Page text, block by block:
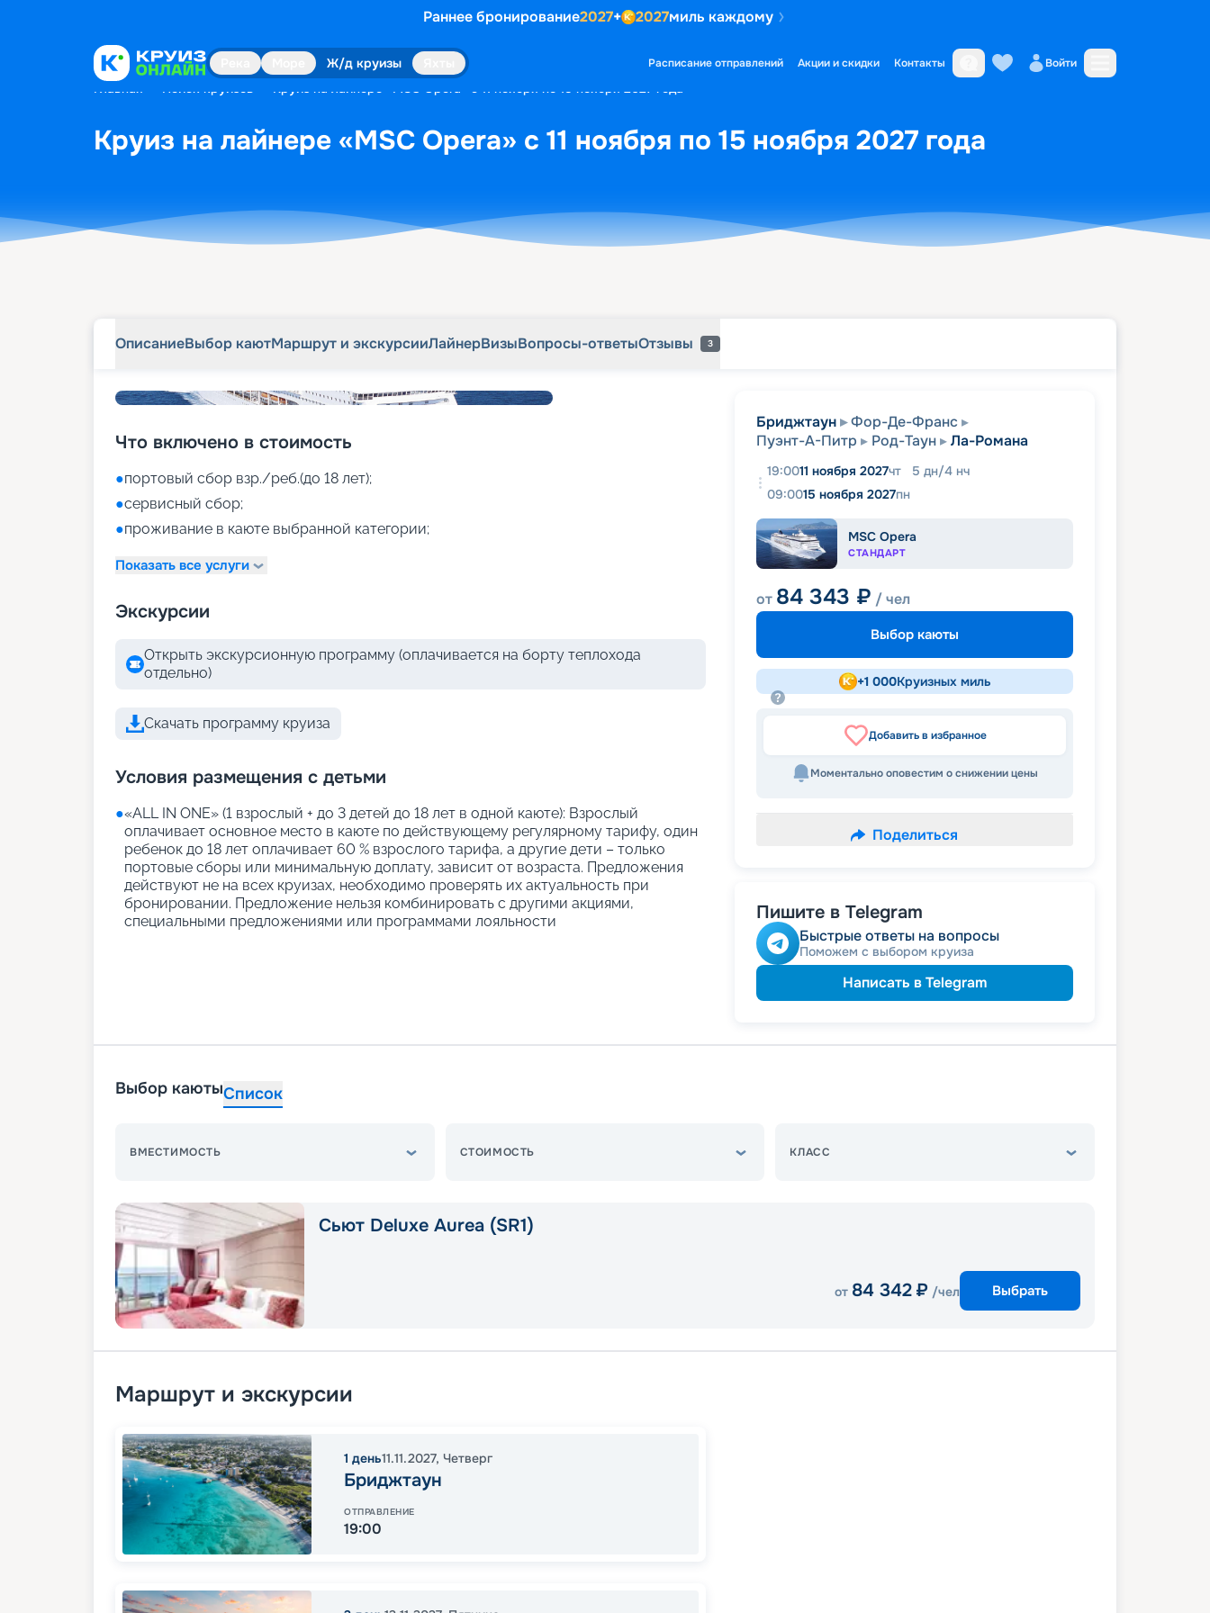
Раннее бронирование2027+ 2027миль каждому
Ж/д круизы Расписание отправлений Акции и скидки Контакты Войти
Главная Поиск круизов Круиз на лайнере «MSC Opera» с 11 ноября по 15 ноября 2027 года
Круиз на лайнере «MSC Opera» с 11 ноября по 15 ноября 2027 года
ОписаниеВыбор каютМаршрут и экскурсииЛайнерВизыВопросы-ответыОтзывы 3
Что включено в стоимость
●портовый сбор взр./реб.(до 18 лет);
●сервисный сбор;
●проживание в каюте выбранной категории;
Показать все услуги
Экскурсии
Открыть экскурсионную программу (оплачивается на борту теплохода
отдельно)
Скачать программу круиза
Условия размещения с детьми
●«АLL IN ONE» (1 взрослый + до 3 детей до 18 лет в одной каюте): Взрослый
оплачивает основное место в каюте по действующему регулярному тарифу, один
ребенок до 18 лет оплачивает 60 % взрослого тарифа, а другие дети – только
портовые сборы или минимальную доплату, зависит от возраста. Предложения
действуют не на всех круизах, необходимо проверять их актуальность при
бронировании. Предложение нельзя комбинировать с другими акциями,
специальными предложениями или программами лояльности
Бриджтаун
Фор-Де-Франс
Пуэнт-А-Питр
Род-Таун Ла-Романа
19:0011 ноября 2027чт 5 дн/4 нч
09:0015 ноября 2027пн
MSC Opera
СТАНДАРТ
от 84 343 ₽ / чел
Выбор каюты
+1 000Круизных миль
Добавить в избранное
Моментально оповестим о снижении цены
Поделиться
Пишите в Telegram
Быстрые ответы на вопросы
Поможем с выбором круиза
Написать в Telegram
Выбор каютыСписок
ВМЕСТИМОСТЬ СТОИМОСТЬ КЛАСС
Сьют Deluxe Aurea (SR1)
от 84 342 ₽ /чел Выбрать
Маршрут и экскурсии
1 день11.11.2027, Четверг
Бриджтаун
ОТПРАВЛЕНИЕ
19:00